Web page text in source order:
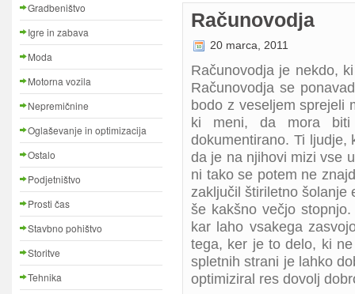
Gradbeništvo
Igre in zabava
Moda
Motorna vozila
Nepremičnine
Oglaševanje in optimizacija
Ostalo
Podjetništvo
Prosti čas
Stavbno pohištvo
Storitve
Tehnika
Računovodja
20 marca, 2011
Računovodja je nekdo,
Računovodja se
bodo z veseljem sprejeli
ki meni, da mora biti
dokumentirano. Ti ljudje,
da je na njihovi mizi vse
ni tako se potem ne
zaključil štiriletno šolanje
še kakšno večjo
kar laho vsakega
tega, ker je to delo, ki
spletnih strani je lahko
optimiziral res dovolj